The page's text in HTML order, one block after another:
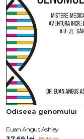
Odiseea genomului
Euan Angus Ashley